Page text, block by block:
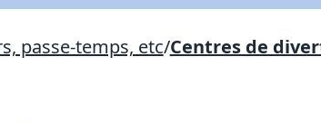
passe-temps, etc/Centres de
X Fermer Envoyez